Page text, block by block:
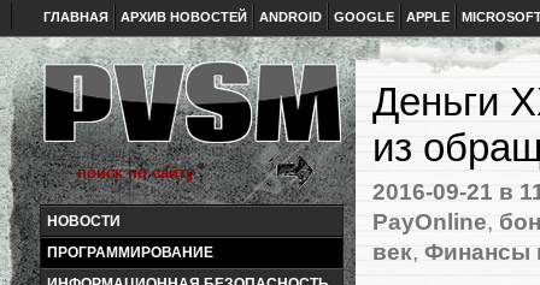
ГЛАВНАЯ АРХИВ НОВОСТЕЙ ANDROID GOOGLE APPLE
НОВОСТИ
ПРОГРАММИРОВАНИЕ
Деньги
из
2016-09-21 в
PayOnline,
век, Финансы